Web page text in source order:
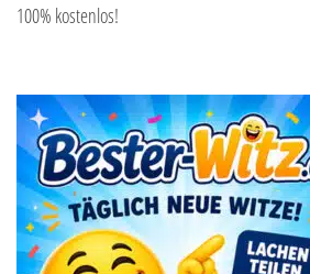
100% kostenlos!